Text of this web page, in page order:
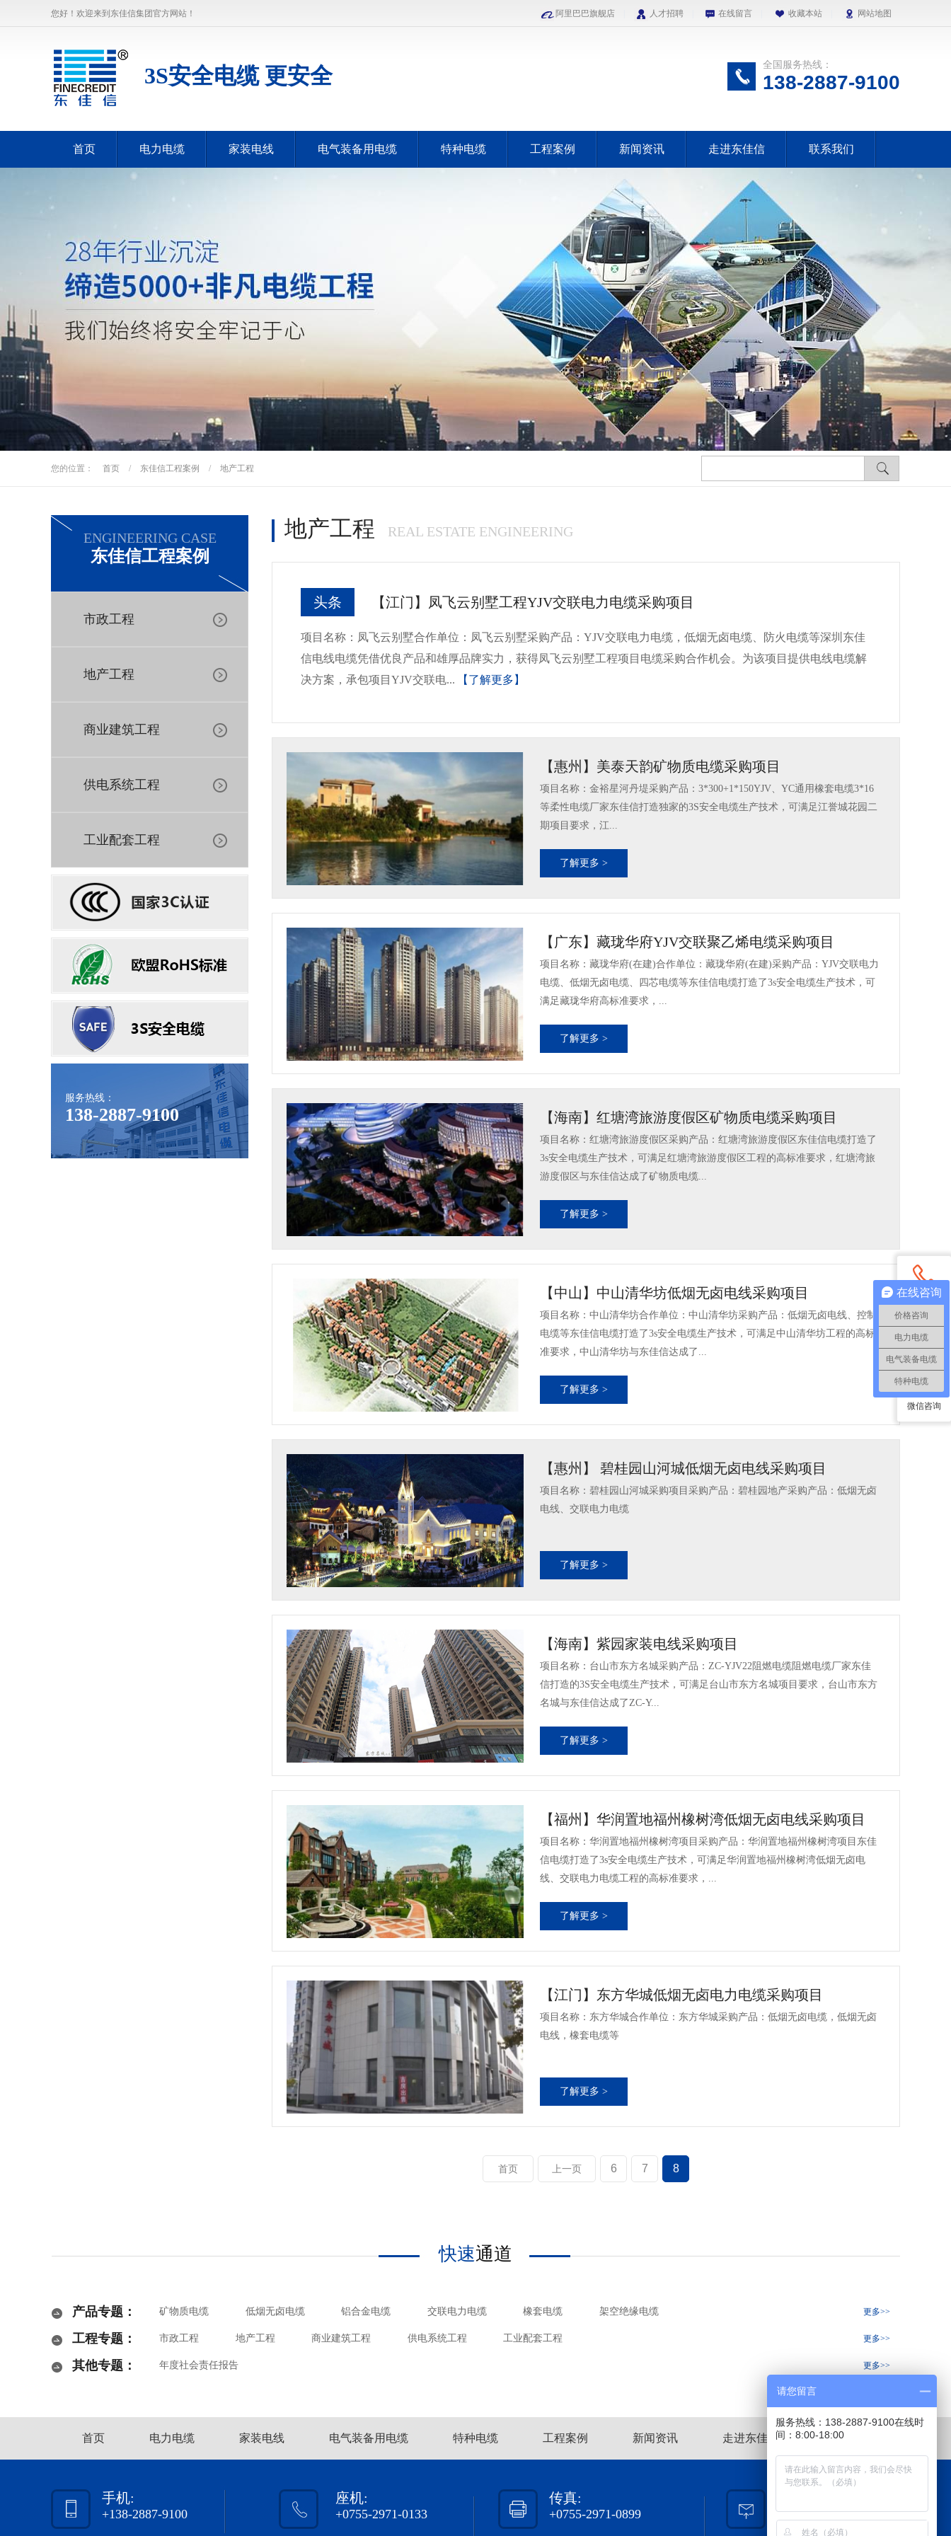
阿里巴巴旗舰店 人才招聘 在线留言 收藏本站 网站地图
您好！欢迎来到东佳信集团官方网站！
3S安全电缆 更安全 全国服务热线：
138-2887-9100
首页 电力电缆 家装电线 电气装备用电缆 特种电缆 工程案例 新闻资讯 走进东佳信 联系我们
您的位置： 首页 / 东佳信工程案例 / 地产工程
ENGINEERING CASE
东佳信工程案例
市政工程
地产工程
商业建筑工程
供电系统工程
工业配套工程
服务热线：
138-2887-9100
地产工程 REAL ESTATE ENGINEERING
头条 【江门】凤飞云别墅工程YJV交联电力电缆采购项目
项目名称：凤飞云别墅合作单位：凤飞云别墅采购产品：YJV交联电力电缆，低烟无卤电缆、防火电缆等深圳东佳
信电线电缆凭借优良产品和雄厚品牌实力，获得凤飞云别墅工程项目电缆采购合作机会。为该项目提供电线电缆解
决方案，承包项目YJV交联电...
【了解更多】
【惠州】美泰天韵矿物质电缆采购项目
项目名称：金裕星河丹堤采购产品：3*300+1*150YJV、YC通用橡套电缆3*16
等柔性电缆厂家东佳信打造独家的3S安全电缆生产技术，可满足江誉城花园二
期项目要求，江...
了解更多 >
【广东】藏珑华府YJV交联聚乙烯电缆采购项目
项目名称：藏珑华府(在建)合作单位：藏珑华府(在建)采购产品：YJV交联电力
电缆、低烟无卤电缆、四芯电缆等东佳信电缆打造了3s安全电缆生产技术，可
满足藏珑华府高标准要求，...
了解更多 >
【海南】红塘湾旅游度假区矿物质电缆采购项目
项目名称：红塘湾旅游度假区采购产品：红塘湾旅游度假区东佳信电缆打造了
3s安全电缆生产技术，可满足红塘湾旅游度假区工程的高标准要求，红塘湾旅
游度假区与东佳信达成了矿物质电缆...
了解更多 >
【中山】中山清华坊低烟无卤电线采购项目
项目名称：中山清华坊合作单位：中山清华坊采购产品：低烟无卤电线、控制
电缆等东佳信电缆打造了3s安全电缆生产技术，可满足中山清华坊工程的高标
准要求，中山清华坊与东佳信达成了...
了解更多 >
【惠州】 碧桂园山河城低烟无卤电线采购项目
项目名称：碧桂园山河城采购项目采购产品：碧桂园地产采购产品：低烟无卤
电线、交联电力电缆
了解更多 >
【海南】紫园家装电线采购项目
项目名称：台山市东方名城采购产品：ZC-YJV22阻燃电缆阻燃电缆厂家东佳
信打造的3S安全电缆生产技术，可满足台山市东方名城项目要求，台山市东方
名城与东佳信达成了ZC-Y...
了解更多 >
【福州】华润置地福州橡树湾低烟无卤电线采购项目
项目名称：华润置地福州橡树湾项目采购产品：华润置地福州橡树湾项目东佳
信电缆打造了3s安全电缆生产技术，可满足华润置地福州橡树湾低烟无卤电
线、交联电力电缆工程的高标准要求，...
了解更多 >
【江门】东方华城低烟无卤电力电缆采购项目
项目名称：东方华城合作单位：东方华城采购产品：低烟无卤电缆，低烟无卤
电线，橡套电缆等
了解更多 >
首页 上一页 6 7 8
快速通道
产品专题： 矿物质电缆 低烟无卤电缆 铝合金电缆 交联电力电缆 橡套电缆 架空绝缘电缆 更多>>
工程专题： 市政工程 地产工程 商业建筑工程 供电系统工程 工业配套工程 更多>>
其他专题： 年度社会责任报告 更多>>
首页 电力电缆 家装电线 电气装备用电缆 特种电缆 工程案例 新闻资讯 走进东佳信 网站地图
手机:
+138-2887-9100
座机:
+0755-2971-0133
传真:
+0755-2971-0899 djx@djxcable.com
电话咨询
QQ咨询
微信咨询
在线咨询
价格咨询
电力电缆
电气装备电缆
特种电缆
请您留言
服务热线：138-2887-9100在线时
间：8:00-18:00